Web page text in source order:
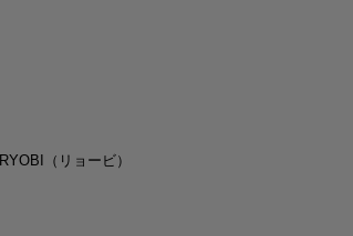
RYOBI（リョービ）